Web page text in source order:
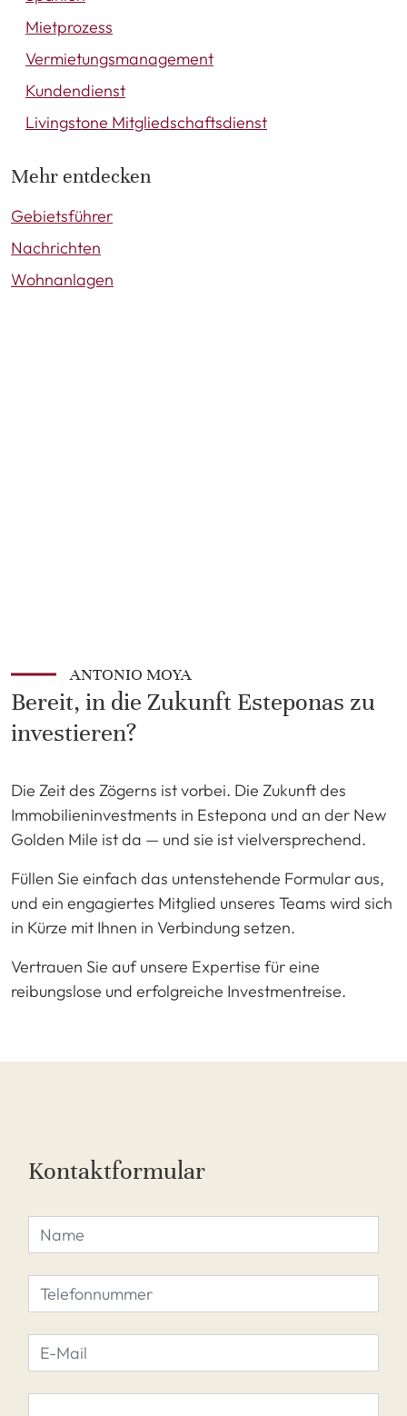
Mietprozess
Vermietungsmanagement
Kundendienst
Livingstone Mitgliedschaftsdienst
Mehr entdecken
Gebietsführer
Nachrichten
Wohnanlagen
ANTONIO MOYA
Bereit, in die Zukunft Esteponas zu
investieren?
Die Zeit des Zögerns ist vorbei. Die Zukunft des
Immobilieninvestments in Estepona und an der New
Golden Mile ist da — und sie ist vielversprechend.
Füllen Sie einfach das untenstehende Formular aus,
und ein engagiertes Mitglied unseres Teams wird sich
in Kürze mit Ihnen in Verbindung setzen.
Vertrauen Sie auf unsere Expertise für eine
reibungslose und erfolgreiche Investmentreise.
Kontaktformular